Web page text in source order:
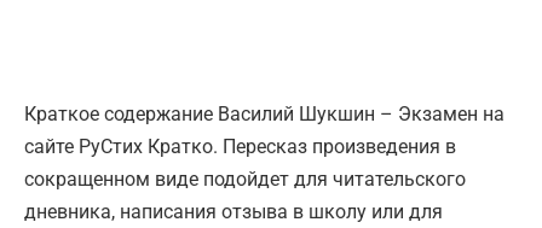
Краткое содержание Василий Шукшин – Экзамен на
сайте РуСтих Кратко. Пересказ произведения в
сокращенном виде подойдет для читательского
дневника, написания отзыва в школу или для